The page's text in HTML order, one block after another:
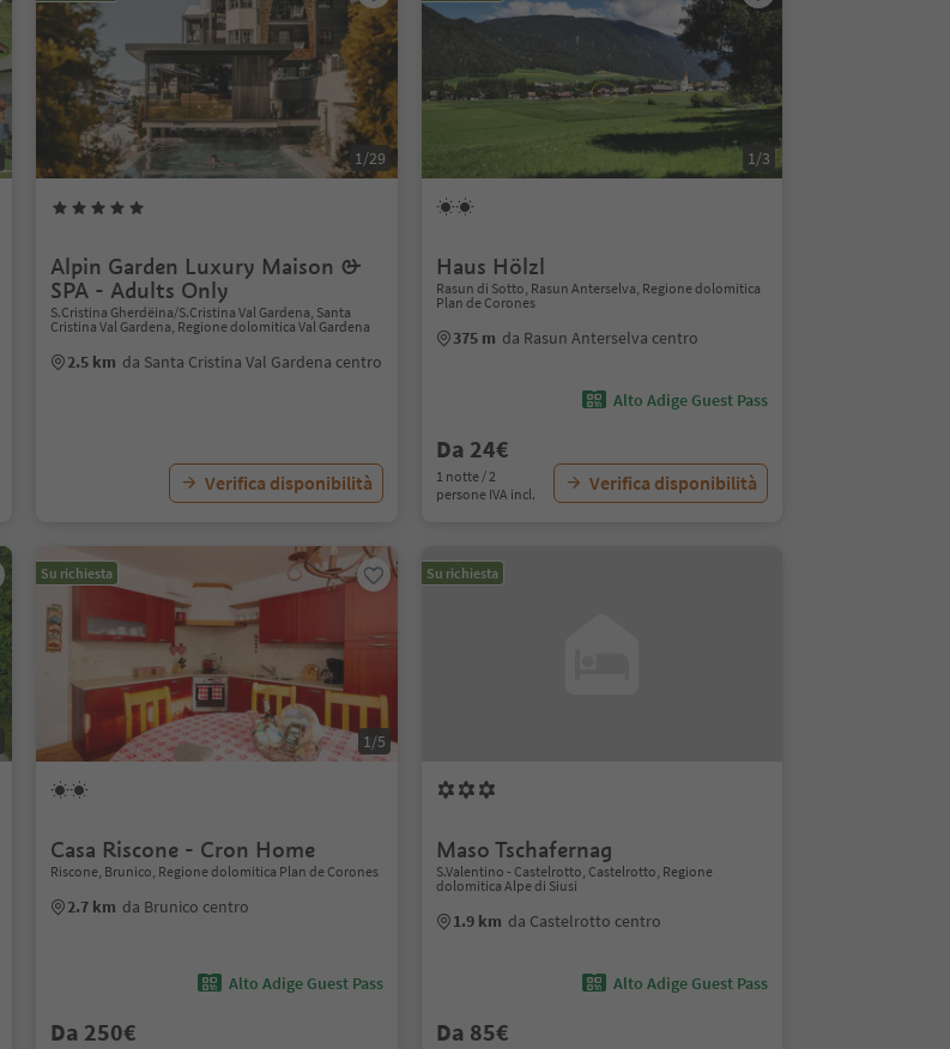
1/29
Alpin Garden Luxury Maison &
SPA - Adults Only
S.Cristina Gherdëina/S.Cristina Val Gardena, Santa
Cristina Val Gardena, Regione dolomitica Val Gardena
2.5 km da Santa Cristina Val Gardena centro
Verifica disponibilità
1/3
Haus Hölzl
Rasun di Sotto, Rasun Anterselva, Regione dolomitica
Plan de Corones
375 m da Rasun Anterselva centro
Alto Adige Guest Pass
Da 24€
1 notte / 2
persone IVA incl.
Verifica disponibilità
Su richiesta
1/5
Casa Riscone - Cron Home
Riscone, Brunico, Regione dolomitica Plan de Corones
2.7 km da Brunico centro
Alto Adige Guest Pass
Da 250€
Su richiesta
Maso Tschafernag
S.Valentino - Castelrotto, Castelrotto, Regione
dolomitica Alpe di Siusi
1.9 km da Castelrotto centro
Alto Adige Guest Pass
Da 85€